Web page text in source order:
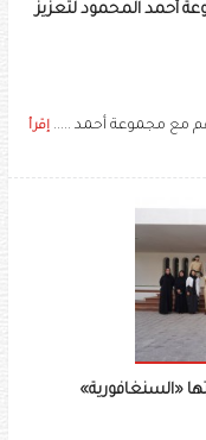
أحمد المحمود لتعزيز
مع مجموعة أحمد ..... إقرأ
«السنغافورية»